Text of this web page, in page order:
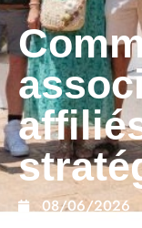
08/06/2026